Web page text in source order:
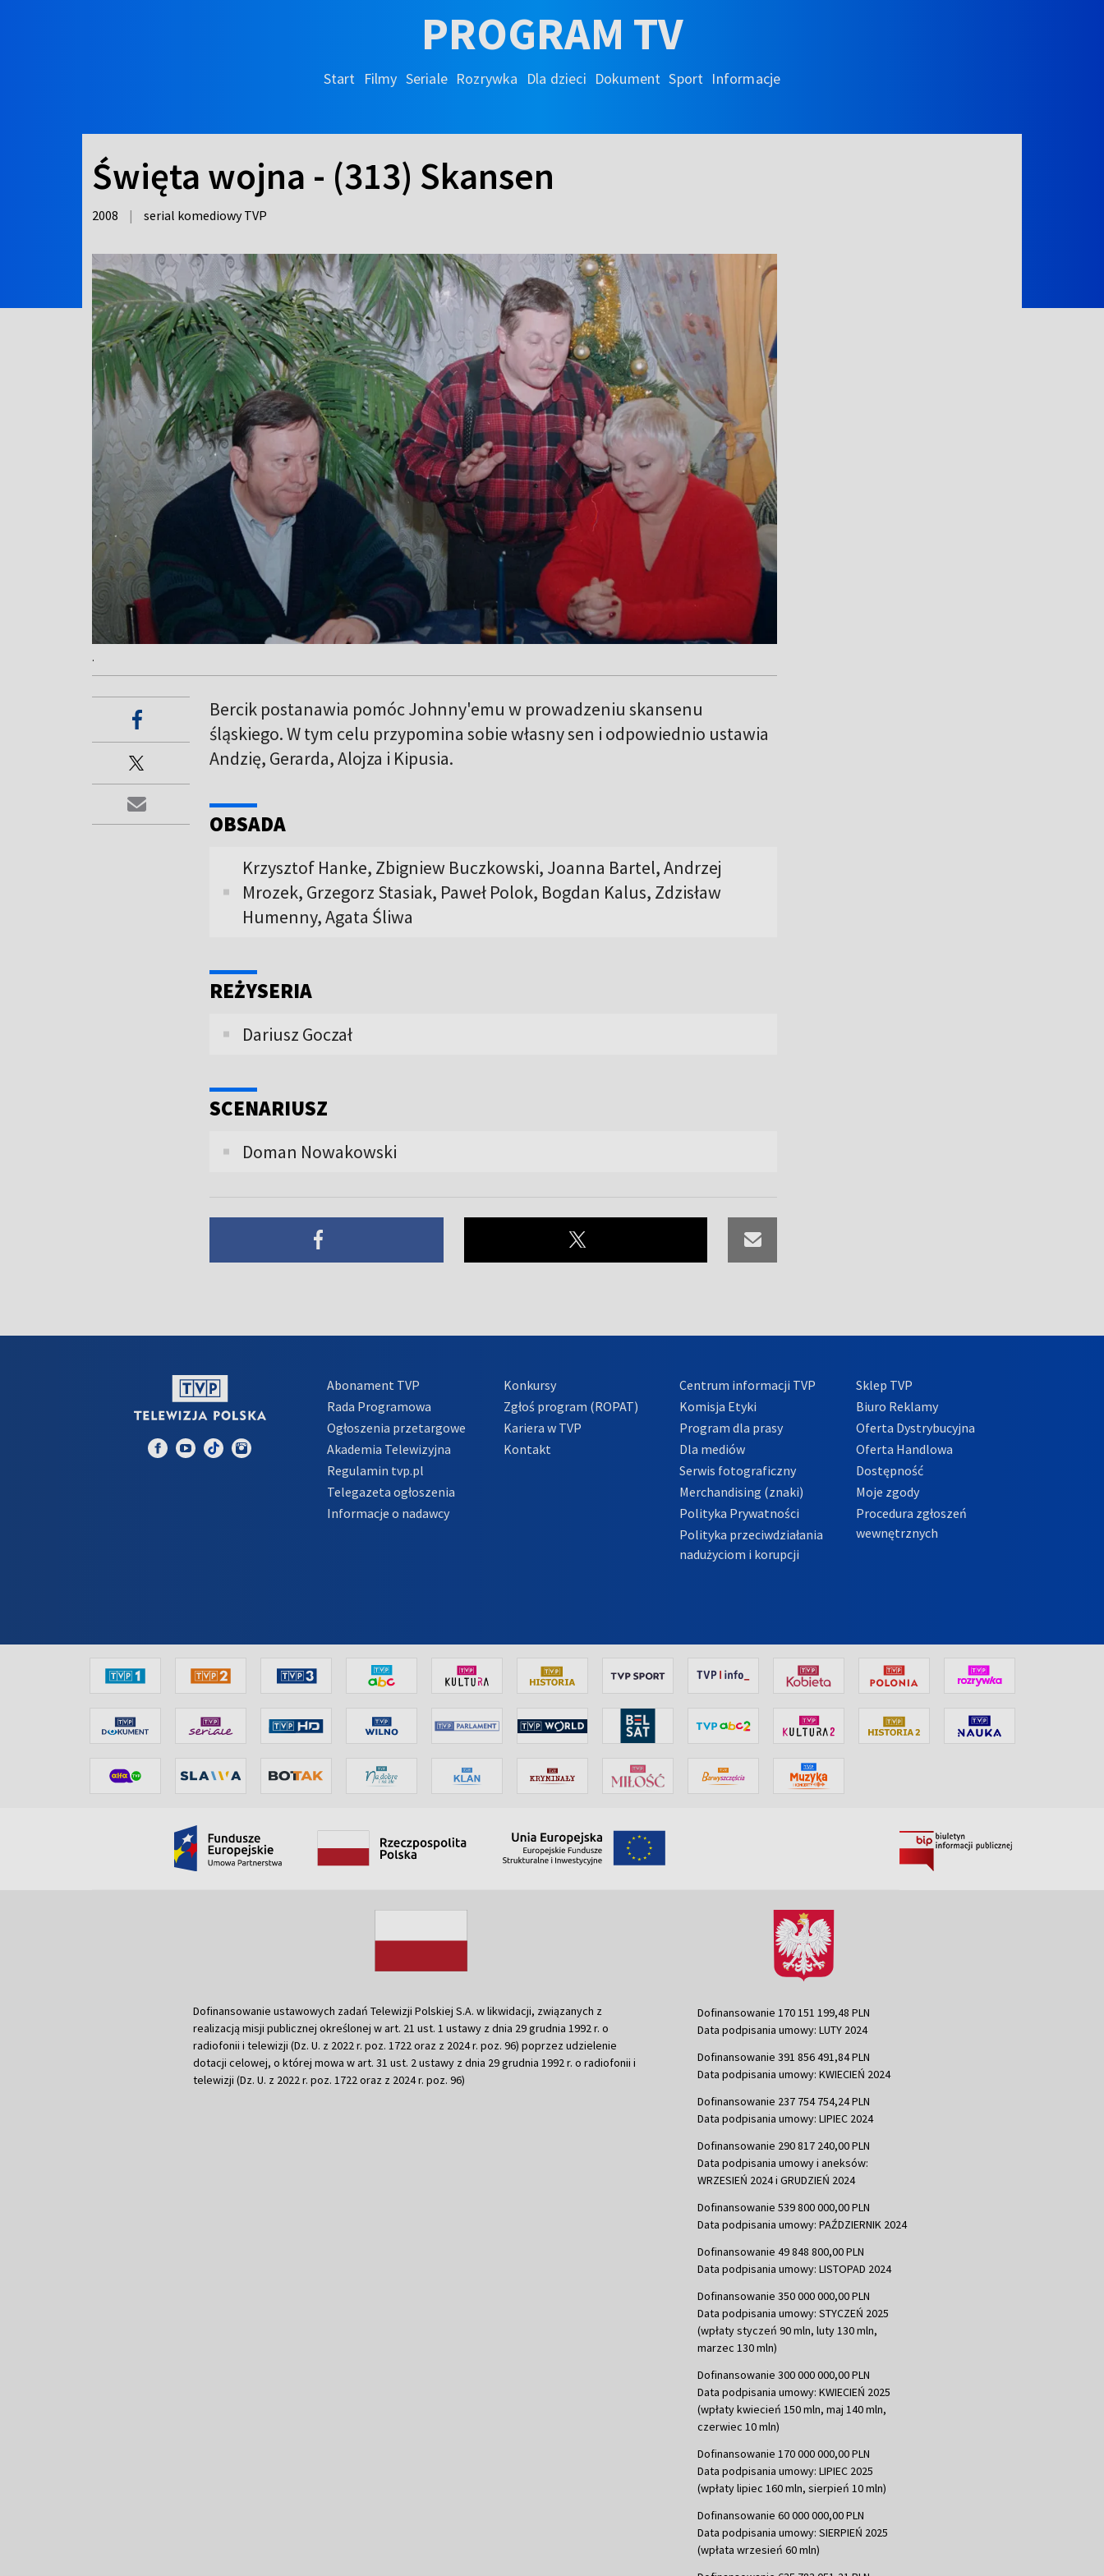
PROGRAM TV
Start Filmy Seriale Rozrywka Dla dzieci Dokument Sport Informacje
Święta wojna - (313) Skansen
2008 | serial komediowy TVP
.
Bercik postanawia pomóc Johnny'emu w prowadzeniu skansenu
śląskiego. W tym celu przypomina sobie własny sen i odpowiednio ustawia
Andzię, Gerarda, Alojza i Kipusia.
OBSADA
Krzysztof Hanke, Zbigniew Buczkowski, Joanna Bartel, Andrzej
Mrozek, Grzegorz Stasiak, Paweł Polok, Bogdan Kalus, Zdzisław
Humenny, Agata Śliwa
REŻYSERIA
Dariusz Goczał
SCENARIUSZ
Doman Nowakowski
Abonament TVP
Rada Programowa
Ogłoszenia przetargowe
Akademia Telewizyjna
Regulamin tvp.pl
Telegazeta ogłoszenia
Informacje o nadawcy
Konkursy
Zgłoś program (ROPAT)
Kariera w TVP
Kontakt
Centrum informacji TVP
Komisja Etyki
Program dla prasy
Dla mediów
Serwis fotograficzny
Merchandising (znaki)
Polityka Prywatności
Polityka przeciwdziałania
nadużyciom i korupcji
Sklep TVP
Biuro Reklamy
Oferta Dystrybucyjna
Oferta Handlowa
Dostępność
Moje zgody
Procedura zgłoszeń
wewnętrznych
Dofinansowanie ustawowych zadań Telewizji Polskiej S.A. w likwidacji, związanych z
realizacją misji publicznej określonej w art. 21 ust. 1 ustawy z dnia 29 grudnia 1992 r. o
radiofonii i telewizji (Dz. U. z 2022 r. poz. 1722 oraz z 2024 r. poz. 96) poprzez udzielenie
dotacji celowej, o której mowa w art. 31 ust. 2 ustawy z dnia 29 grudnia 1992 r. o radiofonii i
telewizji (Dz. U. z 2022 r. poz. 1722 oraz z 2024 r. poz. 96)
Dofinansowanie 170 151 199,48 PLN
Data podpisania umowy: LUTY 2024
Dofinansowanie 391 856 491,84 PLN
Data podpisania umowy: KWIECIEŃ 2024
Dofinansowanie 237 754 754,24 PLN
Data podpisania umowy: LIPIEC 2024
Dofinansowanie 290 817 240,00 PLN
Data podpisania umowy i aneksów:
WRZESIEŃ 2024 i GRUDZIEŃ 2024
Dofinansowanie 539 800 000,00 PLN
Data podpisania umowy: PAŹDZIERNIK 2024
Dofinansowanie 49 848 800,00 PLN
Data podpisania umowy: LISTOPAD 2024
Dofinansowanie 350 000 000,00 PLN
Data podpisania umowy: STYCZEŃ 2025
(wpłaty styczeń 90 mln, luty 130 mln,
marzec 130 mln)
Dofinansowanie 300 000 000,00 PLN
Data podpisania umowy: KWIECIEŃ 2025
(wpłaty kwiecień 150 mln, maj 140 mln,
czerwiec 10 mln)
Dofinansowanie 170 000 000,00 PLN
Data podpisania umowy: LIPIEC 2025
(wpłaty lipiec 160 mln, sierpień 10 mln)
Dofinansowanie 60 000 000,00 PLN
Data podpisania umowy: SIERPIEŃ 2025
(wpłata wrzesień 60 mln)